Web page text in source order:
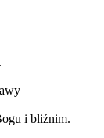
i bliźnim.